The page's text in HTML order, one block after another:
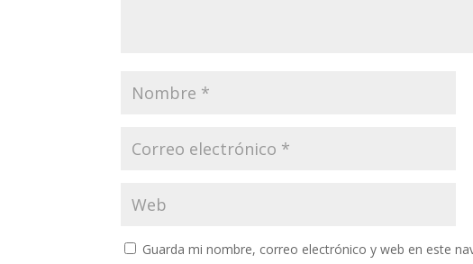
Guarda mi nombre, correo electrónico y web en este